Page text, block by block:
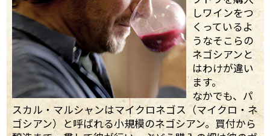
しワインをつ
くっているよ
うなそこらの
ネゴシアンと
はわけが違い
ます。
なかでも、パ
スカル・マルシャンはマイクロネゴス（マイクロ・ネ
ゴシアン）と呼ばれる小規模のネゴシアン。買付から